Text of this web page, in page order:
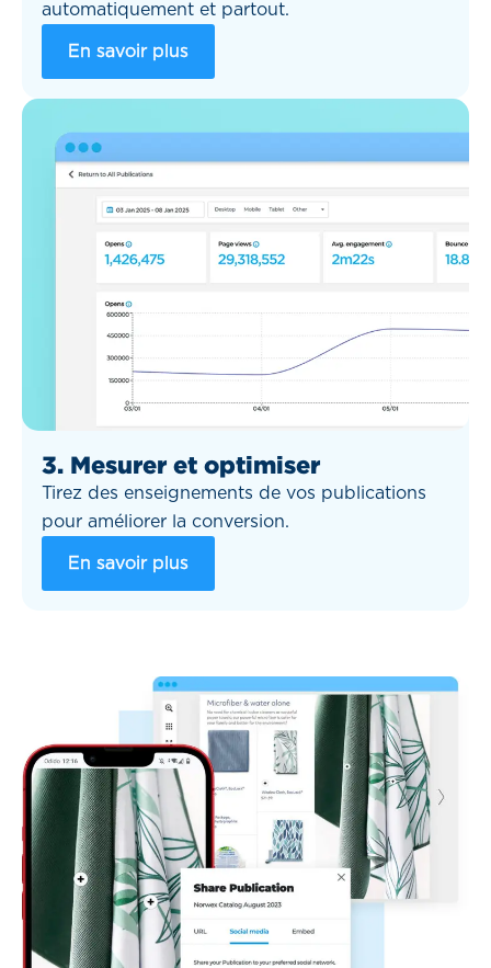
automatiquement et partout.
En savoir plus
3. Mesurer et optimiser
Tirez des enseignements de vos publications
pour améliorer la conversion.
En savoir plus